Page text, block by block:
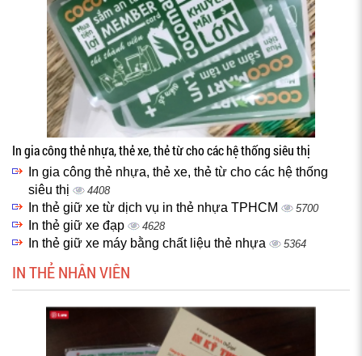
In gia công thẻ nhựa, thẻ xe, thẻ từ cho các hệ thống siêu thị
In gia công thẻ nhựa, thẻ xe, thẻ từ cho các hệ thống
siêu thị
4408
In thẻ giữ xe từ dịch vụ in thẻ nhựa TPHCM 5700
In thẻ giữ xe đạp 4628
In thẻ giữ xe máy bằng chất liệu thẻ nhựa 5364
IN THẺ NHÂN VIÊN